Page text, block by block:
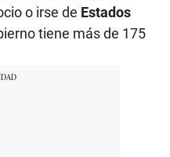
o irse de Estados
tiene más de 175